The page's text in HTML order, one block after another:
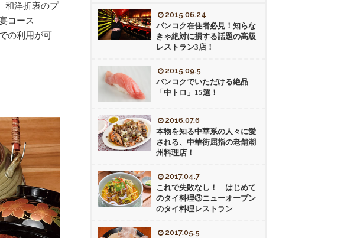
和洋折衷のプ
コース
の利用が可
2015.06.24
バンコク在住者必見！知らな
きゃ絶対に損する話題の高級
レストラン3店！
2015.09.5
バンコクでいただける絶品
「中トロ」15選！
2016.07.6
本物を知る中華系の人々に愛
される、中華街屈指の老舗潮
州料理店！
2017.04.7
これで失敗なし！ はじめて
のタイ料理③ニューオープン
のタイ料理レストラン
2017.05.5